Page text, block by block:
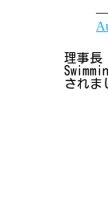
—
理事長
されま